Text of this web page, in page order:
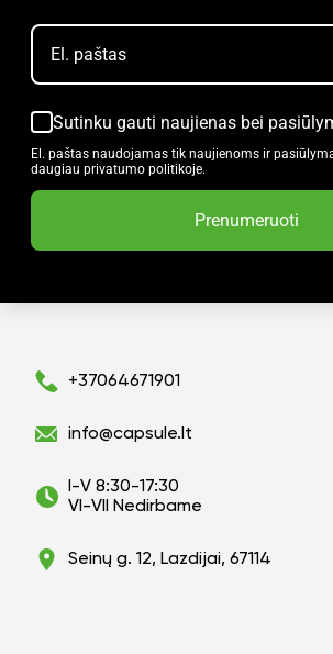
Sutinku gauti naujienas bei
El. paštas naudojamas tik naujienoms ir
daugiau privatumo politikoje.
Prenumeruoti
+37064671901
info@capsule.lt
I-V 8:30-17:30
VI-VII Nedirbame
Seinų g. 12, Lazdijai, 67114